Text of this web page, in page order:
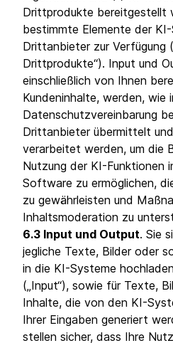
Drittprodukte bereitgestellt
bestimmte Elemente der
Drittanbieter zur Verfügung
Drittprodukte“). Input und
einschließlich von Ihnen
Kundeninhalte, werden, wie
Datenschutzvereinbarung
Drittanbieter übermittelt
verarbeitet werden, um die
Nutzung der KI-Funktionen
Software zu ermöglichen,
zu gewährleisten und
Inhaltsmoderation zu
6.3 Input und Output. Sie
jegliche Texte, Bilder oder
in die KI-Systeme
(„Input“), sowie für Texte,
Inhalte, die von den KI-
Ihrer Eingaben generiert
stellen sicher, dass Ihre